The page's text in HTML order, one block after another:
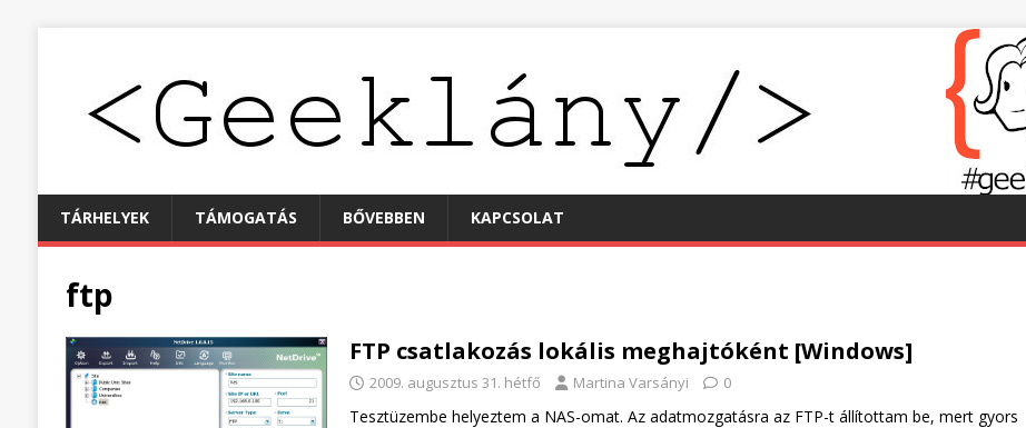
TÁRHELYEK TÁMOGATÁS BŐVEBBEN KAPCSOLAT
ftp
FTP csatlakozás lokális meghajtóként [Windows]
2009. augusztus 31. hétfő Martina Varsányi 0
Tesztüzembe helyeztem a NAS-omat. Az adatmozgatásra az FTP-t állítottam be, mert gyors